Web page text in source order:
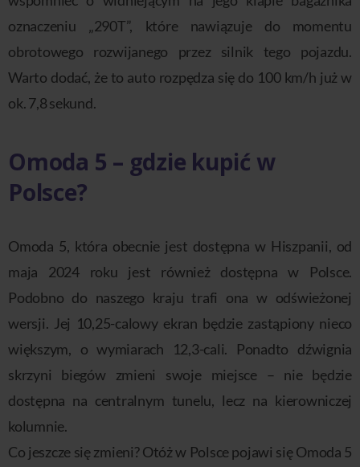
oznaczeniu „290T”, które nawiązuje do momentu
obrotowego rozwijanego przez silnik tego pojazdu.
Warto dodać, że to auto rozpędza się do 100 km/h już w
ok. 7,8 sekund.
Omoda 5 – gdzie kupić w
Polsce?
Omoda 5, która obecnie jest dostępna w Hiszpanii, od
maja 2024 roku jest również dostępna w Polsce.
Podobno do naszego kraju trafi ona w odświeżonej
wersji. Jej 10,25-calowy ekran będzie zastąpiony nieco
większym, o wymiarach 12,3-cali. Ponadto dźwignia
skrzyni biegów zmieni swoje miejsce – nie będzie
dostępna na centralnym tunelu, lecz na kierowniczej
kolumnie.
Co jeszcze się zmieni? Otóż w Polsce pojawi się Omoda 5